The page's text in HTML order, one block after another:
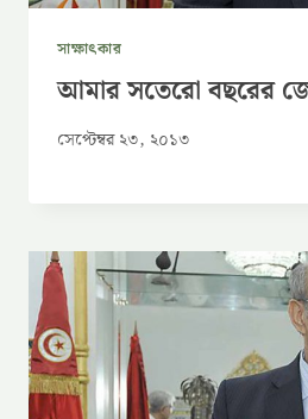
সাক্ষাৎকার
আমার সতেরো বছরের
সেপ্টেম্বর ২৩, ২০১৩